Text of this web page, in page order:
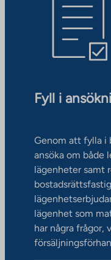
Fyll i
Genom att fylla i
ansöka om både
lägenheter samt
lägenhet som
har några frågor,